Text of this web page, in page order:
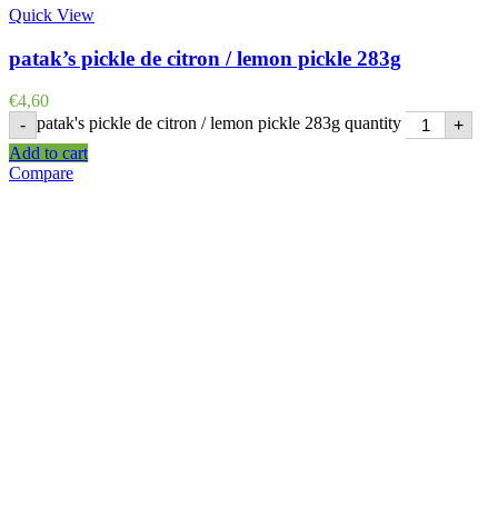
Quick View
patak’s pickle de citron / lemon pickle 283g
€4,60
- patak's pickle de citron / lemon pickle 283g quantity
+
Add to cart
Compare